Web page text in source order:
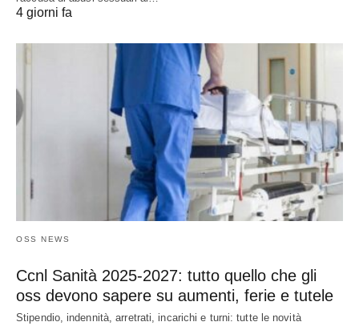
4 giorni fa
OSS NEWS
Ccnl Sanità 2025-2027: tutto quello che gli
oss devono sapere su aumenti, ferie e tutele
Stipendio, indennità, arretrati, incarichi e turni: tutte le novità